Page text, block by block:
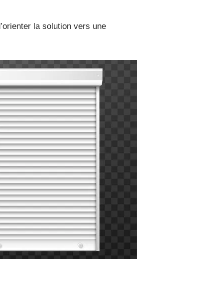
la solution vers une